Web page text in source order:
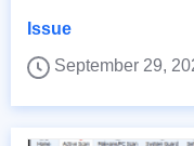
Issue
September 29,